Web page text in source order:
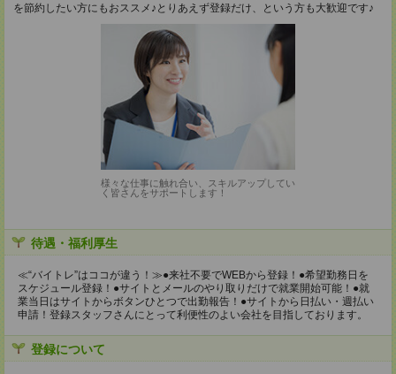
を節約したい方にもおススメ♪とりあえず登録だけ、という方も大歓迎です♪
様々な仕事に触れ合い、スキルアップしてい
く皆さんをサポートします！
待遇・福利厚生
≪“バイトレ”はココが違う！≫●来社不要でWEBから登録！●希望勤務日を
スケジュール登録！●サイトとメールのやり取りだけで就業開始可能！●就
業当日はサイトからボタンひとつで出勤報告！●サイトから日払い・週払い
申請！登録スタッフさんにとって利便性のよい会社を目指しております。
登録について